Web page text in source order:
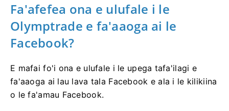
Fa'afefea ona e ulufale i le
Olymptrade e fa'aaoga ai le
Facebook?
E mafai fo'i ona e ulufale i le upega tafa'ilagi e
fa'aaoga ai lau lava tala Facebook e ala i le kilikiina
o le fa'amau Facebook.